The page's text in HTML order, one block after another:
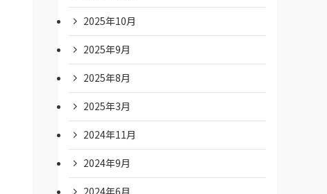
2025年10月
2025年9月
2025年8月
2025年3月
2024年11月
2024年9月